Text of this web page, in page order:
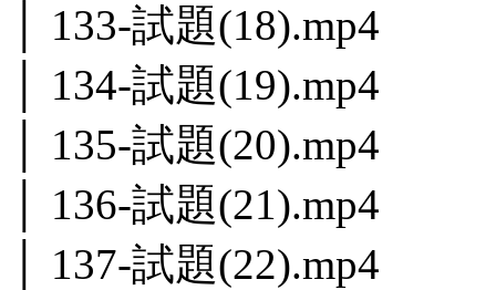
│ 133-試題(18).mp4
│ 134-試題(19).mp4
│ 135-試題(20).mp4
│ 136-試題(21).mp4
│ 137-試題(22).mp4